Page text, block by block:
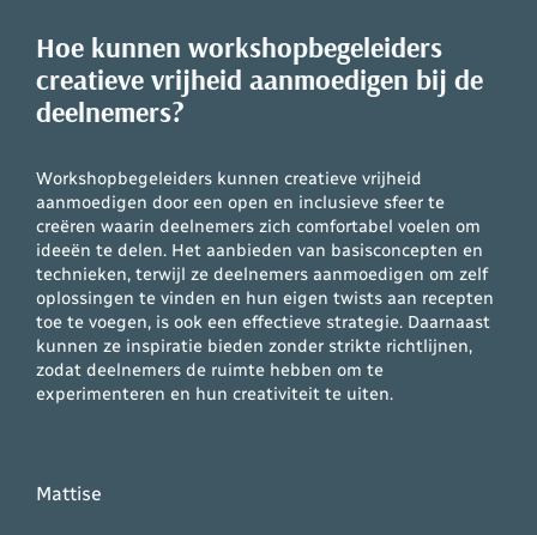
Hoe kunnen workshopbegeleiders
creatieve vrijheid aanmoedigen bij de
deelnemers?
Workshopbegeleiders kunnen creatieve vrijheid
aanmoedigen door een open en inclusieve sfeer te
creëren waarin deelnemers zich comfortabel voelen om
ideeën te delen. Het aanbieden van basisconcepten en
technieken, terwijl ze deelnemers aanmoedigen om zelf
oplossingen te vinden en hun eigen twists aan recepten
toe te voegen, is ook een effectieve strategie. Daarnaast
kunnen ze inspiratie bieden zonder strikte richtlijnen,
zodat deelnemers de ruimte hebben om te
experimenteren en hun creativiteit te uiten.
Mattise